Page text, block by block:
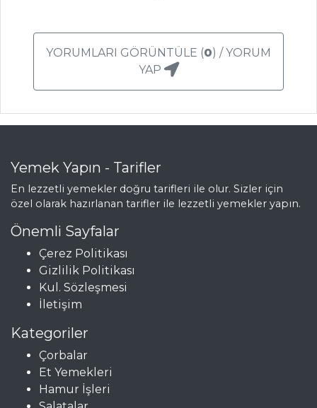
Kurabiyeler
Hamur İşleri Tüm
TATLILAR
Yeşil Zeytinli ve
AYVALI COLAF
ÇİLEK JÖLELİ
PASTA
Pasta ve Tatlılar
Tüm Tarifleri
SEBZE
YEMEKLERI
YORUMLARI GÖRÜNTÜLE (0) / YORUM
YAP
Yemek Yapın - Tarifler
En lezzetli yemekler doğru tarifleri ile olur. Sizler için
özel olarak hazırlanan tarifler ile lezzetli yemekler yapın.
Önemli Sayfalar
Çerez Politikası
Gizlilik Politikası
Kul. Sözleşmesi
İletişim
Kategoriler
Çorbalar
Et Yemekleri
Hamur İşleri